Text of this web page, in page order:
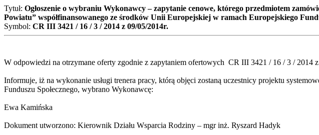
Tytuł: Ogłoszenie o wybraniu Wykonawcy – zapytanie cenowe, którego przedmiotem
Powiatu” współfinansowanego ze środków Unii Europejskiej w ramach Europejskiego
Symbol: CR III 3421 / 16 / 3 / 2014 z 09/05/2014r.
W odpowiedzi na otrzymane oferty zgodnie z zapytaniem ofertowych CR III 3421 / 16 / 3 / 2014
Informuje, iż na wykonanie usługi trenera pracy, którą objęci zostaną uczestnicy projektu
Funduszu Społecznego, wybrano Wykonawcę:
Ewa Kamińska
Dokument utworzono: Kierownik Działu Wsparcia Rodziny – mgr inż. Ryszard Hadyk